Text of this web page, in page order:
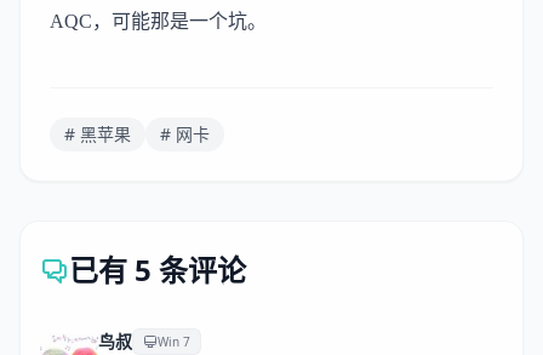
AQC，可能那是一个坑。
# 黑苹果 # 网卡
已有 5 条评论
鸟叔 Win 7